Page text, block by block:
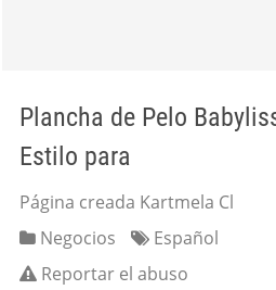
Plancha de Pelo
Estilo para
Página creada Kartmela Cl
Negocios
Español
Reportar el abuso